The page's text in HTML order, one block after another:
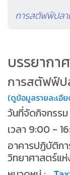
การสตัฟฟ์ปลา
บรรยากา
การสตัฟฟ์ป
(ดูข้อมูลรายละเอี
วันที่จัดกิจกรร
เวลา 9:00 -
อาคารปฏิบัติก
วิทยาศาสตร์แ